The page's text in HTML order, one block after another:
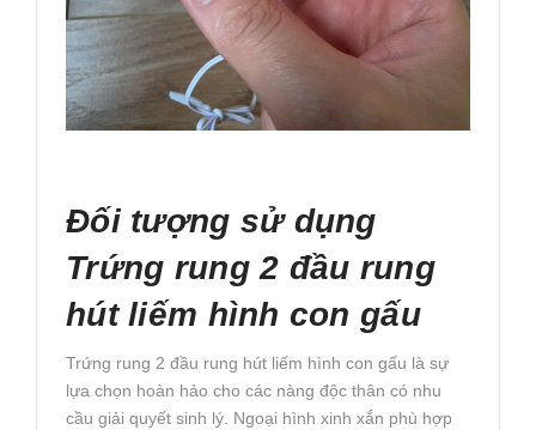
Đối tượng sử dụng
Trứng rung 2 đầu rung
hút liếm hình con gấu
Trứng rung 2 đầu rung hút liếm hình con gấu là sự
lựa chọn hoàn hảo cho các nàng độc thân có nhu
cầu giải quyết sinh lý. Ngoại hình xinh xắn phù hợp